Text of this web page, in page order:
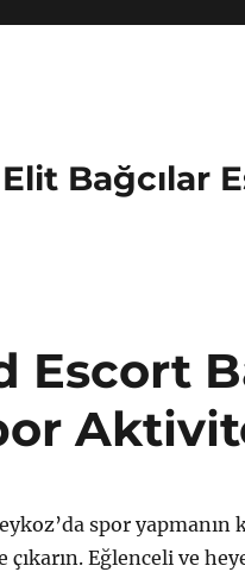
Bağcılar
Escort
spor
çıkarın. Eğlenceli ve